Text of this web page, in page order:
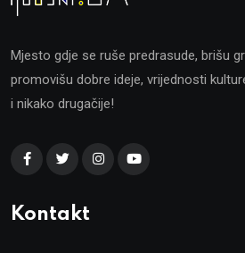
Mjesto gdje se ruše predrasude, brišu
promovišu dobre ideje, vrijednosti
i nikako drugačije!
Kontakt